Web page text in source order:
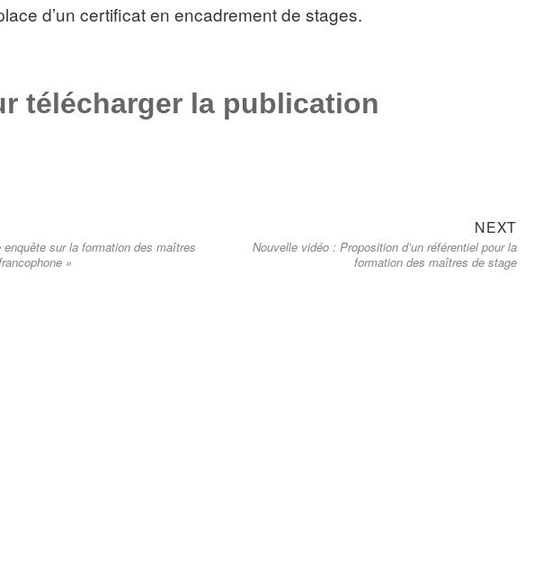
d’un certificat en encadrement de stages.
télécharger la publication
sur la formation des maîtres
»
NEXTNext
post:
Nouvelle vidéo : Proposition d’un référentiel pour la
formation des maîtres de stage